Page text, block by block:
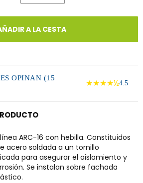
A LA CESTA
OPINAN (15
★★★★½4.5
ARC-16 con hebilla. Constituidos
acero soldada a un tornillo
para asegurar el aislamiento y
Se instalan sobre fachada